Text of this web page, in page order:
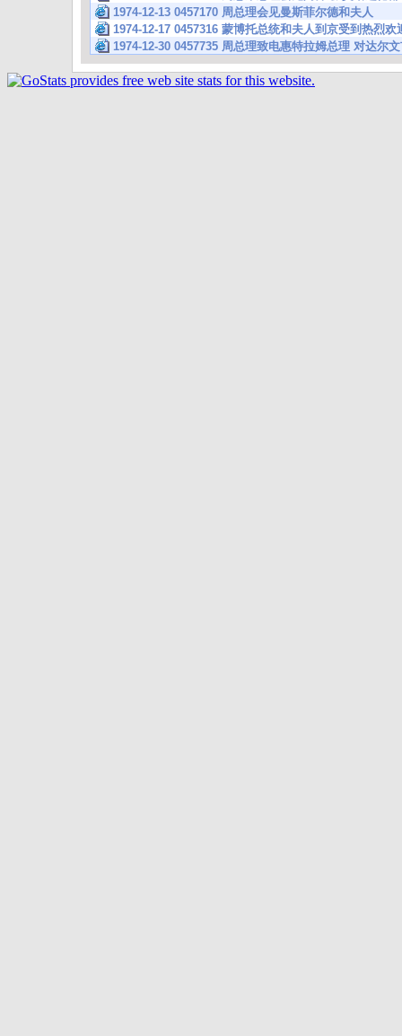
1974-12-13 0457170 周总理会见曼斯菲尔德和夫人
1974-12-17 0457316 蒙博托总统和夫人到京受到热烈
1974-12-30 0457735 周总理致电惠特拉姆总理 对达尔